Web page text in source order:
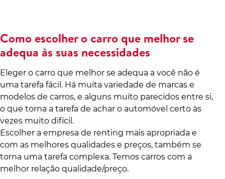
Como escolher o carro que melhor se
adequa às suas necessidades
Eleger o carro que melhor se adequa a você não é
uma tarefa fácil. Há muita variedade de marcas e
modelos de carros, e alguns muito parecidos entre si,
o que torna a tarefa de achar o automóvel certo às
vezes muito difícil.
Escolher a empresa de renting mais apropriada e
com as melhores qualidades e preços, também se
torna uma tarefa complexa. Temos carros com a
melhor relação qualidade/preço.